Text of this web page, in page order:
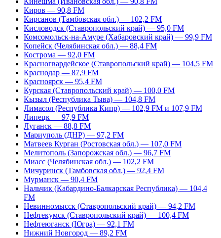
Киров — 90,8 FM
Кирсанов (Тамбовская обл.) — 102,2 FM
Кисловодск (Ставропольский край) — 95,0 FM
Комсомольск-на-Амуре (Хабаровский край) — 99,9 FM
Копейск (Челябинская обл.) — 88,4 FM
Кострома — 92,0 FM
Красногвардейское (Ставропольский край) — 104,5 FM
Краснодар — 87,9 FM
Красноярск — 95,4 FM
Курская (Ставропольский край) — 100,0 FM
Кызыл (Республика Тыва) — 104,8 FM
Лимасол (Республика Кипр) — 102,9 FM и 107,9 FM
Липецк — 97,9 FM
Луганск — 88,8 FM
Мариуполь (ДНР) — 97,2 FM
Матвеев Курган (Ростовская обл.) — 107,0 FM
Мелитополь (Запорожская обл.) — 96,7 FM
Миасс (Челябинская обл.) — 102,2 FM
Мичуринск (Тамбовская обл.) — 92,4 FM
Мурманск — 90,4 FM
Нальчик (Кабардино-Балкарская Республика) — 104,4
FM
Невинномысск (Ставропольский край) — 94,2 FM
Нефтекумск (Ставропольский край) — 100,4 FM
Нефтеюганск (Югра) — 92,1 FM
Нижний Новгород — 89,2 FM